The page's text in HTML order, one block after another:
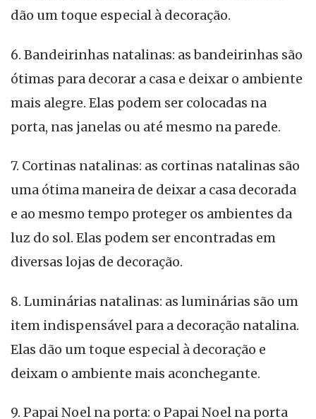
dão um toque especial à decoração.
6. Bandeirinhas natalinas: as bandeirinhas são
ótimas para decorar a casa e deixar o ambiente
mais alegre. Elas podem ser colocadas na
porta, nas janelas ou até mesmo na parede.
7. Cortinas natalinas: as cortinas natalinas são
uma ótima maneira de deixar a casa decorada
e ao mesmo tempo proteger os ambientes da
luz do sol. Elas podem ser encontradas em
diversas lojas de decoração.
8. Luminárias natalinas: as luminárias são um
item indispensável para a decoração natalina.
Elas dão um toque especial à decoração e
deixam o ambiente mais aconchegante.
9. Papai Noel na porta: o Papai Noel na porta